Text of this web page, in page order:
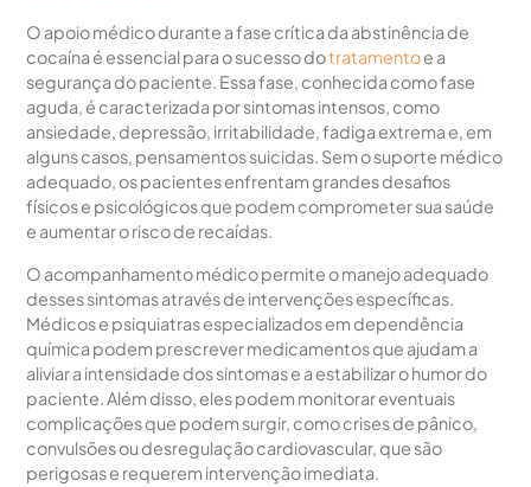
O apoio médico durante a fase crítica da abstinência de
cocaína é essencial para o sucesso dotratamentoe a
segurança do paciente. Essa fase, conhecida como fase
aguda, é caracterizada por sintomas intensos, como
ansiedade, depressão, irritabilidade, fadiga extrema e, em
alguns casos, pensamentos suicidas. Sem o suporte médico
adequado, os pacientes enfrentam grandes desafios
físicos e psicológicos que podem comprometer sua saúde
e aumentar o risco de recaídas.
O acompanhamento médico permite o manejo adequado
desses sintomas através de intervenções específicas.
Médicos e psiquiatras especializados em dependência
química podem prescrever medicamentos que ajudam a
aliviar a intensidade dos sintomas e a estabilizar o humor do
paciente. Além disso, eles podem monitorar eventuais
complicações que podem surgir, como crises de pânico,
convulsões ou desregulação cardiovascular, que são
perigosas e requerem intervenção imediata.